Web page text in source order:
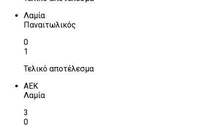
Λαμία
Παναιτωλικός
0
1
Τελικό αποτέλεσμα
ΑΕΚ
Λαμία
3
0